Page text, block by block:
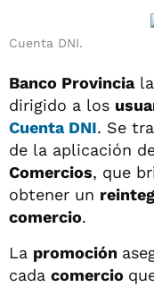
Cuenta DNI.
Banco Provincia
dirigido a los
Cuenta DNI. Se
de la aplicación
Comercios, que
obtener un
comercio.
La promoción
cada comercio